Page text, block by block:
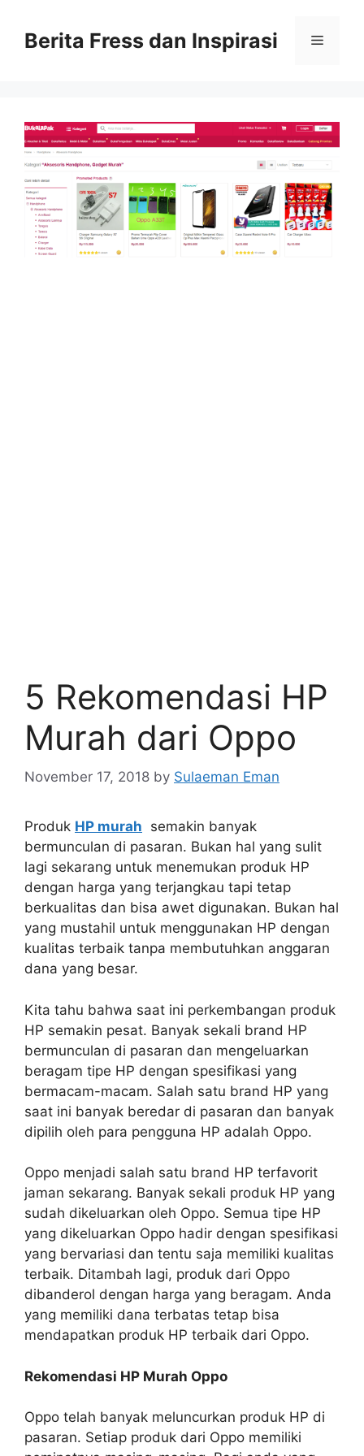
contentBerita Fress dan Inspirasi Menu
5 Rekomendasi HP
Murah dari Oppo
November 17, 2018 by Sulaeman Eman
Produk HP murah semakin banyak
bermunculan di pasaran. Bukan hal yang sulit
lagi sekarang untuk menemukan produk HP
dengan harga yang terjangkau tapi tetap
berkualitas dan bisa awet digunakan. Bukan hal
yang mustahil untuk menggunakan HP dengan
kualitas terbaik tanpa membutuhkan anggaran
dana yang besar.
Kita tahu bahwa saat ini perkembangan produk
HP semakin pesat. Banyak sekali brand HP
bermunculan di pasaran dan mengeluarkan
beragam tipe HP dengan spesifikasi yang
bermacam-macam. Salah satu brand HP yang
saat ini banyak beredar di pasaran dan banyak
dipilih oleh para pengguna HP adalah Oppo.
Oppo menjadi salah satu brand HP terfavorit
jaman sekarang. Banyak sekali produk HP yang
sudah dikeluarkan oleh Oppo. Semua tipe HP
yang dikeluarkan Oppo hadir dengan spesifikasi
yang bervariasi dan tentu saja memiliki kualitas
terbaik. Ditambah lagi, produk dari Oppo
dibanderol dengan harga yang beragam. Anda
yang memiliki dana terbatas tetap bisa
mendapatkan produk HP terbaik dari Oppo.
Rekomendasi HP Murah Oppo
Oppo telah banyak meluncurkan produk HP di
pasaran. Setiap produk dari Oppo memiliki